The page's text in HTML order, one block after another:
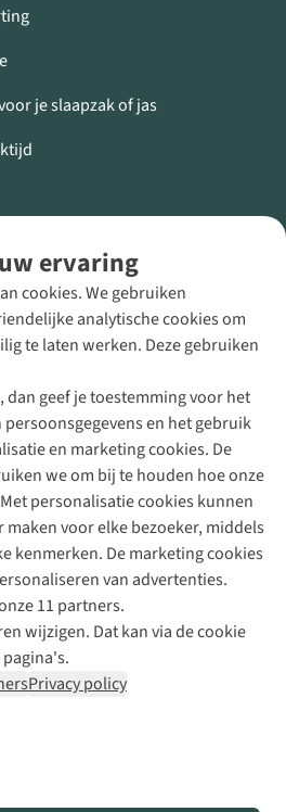
ervaring
cookies. We gebruiken
analytische cookies om
te laten werken. Deze gebruiken
dan geef je toestemming voor het
en het gebruik
en marketing cookies. De
we om bij te houden hoe onze
personalisatie cookies kunnen
voor elke bezoeker, middels
kenmerken. De marketing cookies
van advertenties.
11 partners.
wijzigen. Dat kan via de cookie
Privacy policy
je slaapzak of jas
Buitenexpert